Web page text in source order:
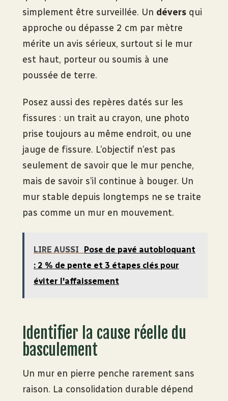
simplement être surveillée. Un dévers qui
approche ou dépasse 2 cm par mètre
mérite un avis sérieux, surtout si le mur
est haut, porteur ou soumis à une
poussée de terre.
Posez aussi des repères datés sur les
fissures : un trait au crayon, une photo
prise toujours au même endroit, ou une
jauge de fissure. L’objectif n’est pas
seulement de savoir que le mur penche,
mais de savoir s’il continue à bouger. Un
mur stable depuis longtemps ne se traite
pas comme un mur en mouvement.
LIRE AUSSI
Pose de pavé autobloquant
: 2 % de pente et 3 étapes clés pour
éviter l'affaissement
Identifier la cause réelle du
basculement
Un mur en pierre penche rarement sans
raison. La consolidation durable dépend